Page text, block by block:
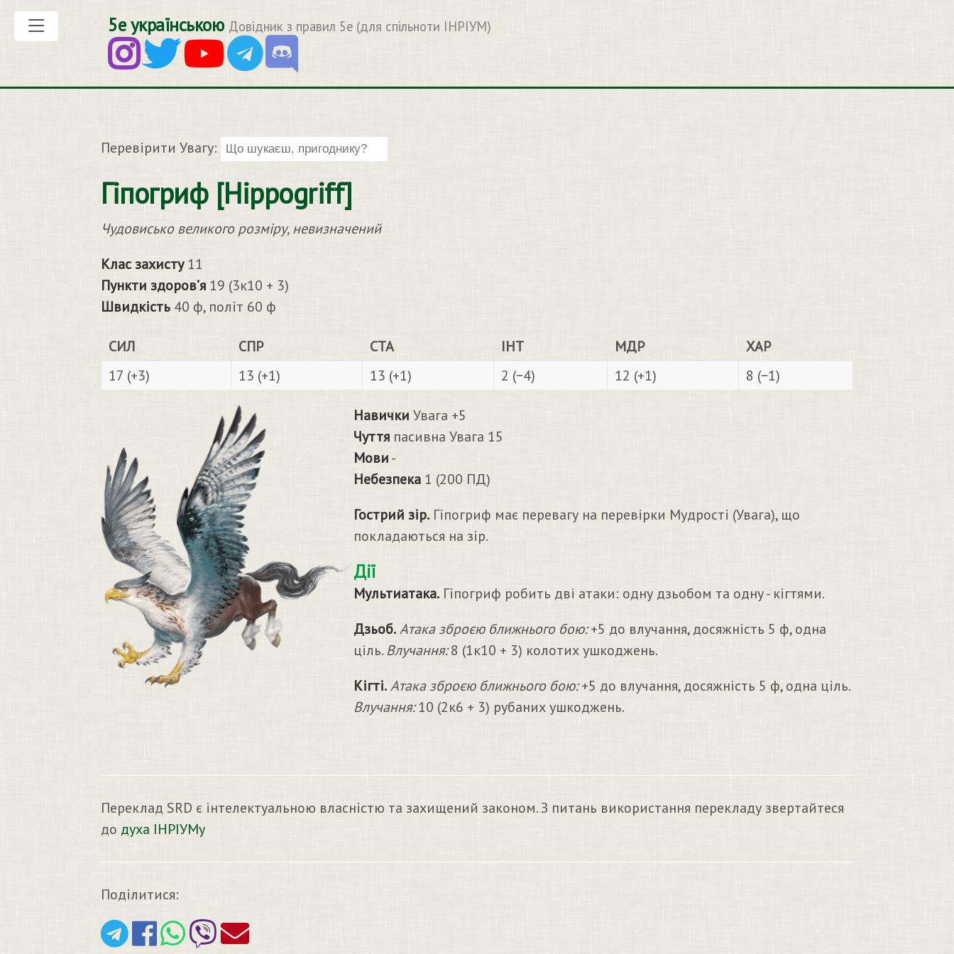
5е українською Довідник з правил 5e (для спільноти ІНРІУМ)
Перевірити Увагу:
Гіпогриф [Hippogriff]
Чудовисько великого розміру, невизначений
Клас захисту11
Пункти здоров’я 19 (3к10 + 3)
Швидкість 40 ф, політ 60 ф
СИЛ СПР СТА ІНТ МДР
ХАР
17 (+3)
13 (+1) 13 (+1) 2 (−4) 12 (+1) 8 (−1)
Навички Увага +5
Чуття пасивна Увага 15
Мови-
Небезпека 1 (200 ПД)
Гострий зір. Гіпогриф має перевагу на перевірки Мудрості (Увага), що
покладаються на зір.
Дії
Мультиатака. Гіпогриф робить дві атаки: одну дзьобом та одну - кігтями.
Дзьоб.Атака зброєю ближнього бою:+5 до влучання, досяжність 5 ф, одна
ціль.Влучання:8 (1к10 + 3) колотих ушкоджень.
Кігті.Атака зброєю ближнього бою:+5 до влучання, досяжність 5 ф, одна ціль.
Влучання:10 (2к6 + 3) рубаних ушкоджень.
Переклад SRD є інтелектуальною власністю та захищений законом. З питань використання перекладу звертайтеся
до духа ІНРІУМу
Поділитися: